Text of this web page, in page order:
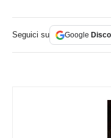
Seguici su Google